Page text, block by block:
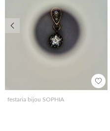
festaria bijou SOPHIA
前の画像